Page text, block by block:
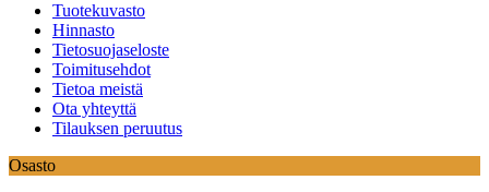
Tuotekuvasto
Hinnasto
Tietosuojaseloste
Toimitusehdot
Tietoa meistä
Ota yhteyttä
Tilauksen peruutus
Osasto